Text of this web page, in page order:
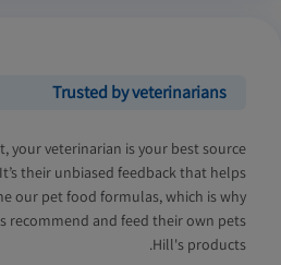
Trusted by veterinarians
your veterinarian is your best source
their unbiased feedback that helps
our pet food formulas, which is why
recommend and feed their own pets
Hill's products.